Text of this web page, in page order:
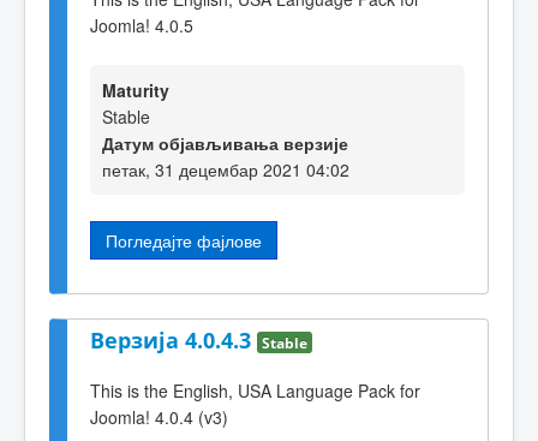
Joomla! 4.0.5
Maturity
Stable
Датум објављивања верзије
петак, 31 децембар 2021 04:02
Погледајте фајлове
Верзија 4.0.4.3 Stable
This is the English, USA Language Pack for
Joomla! 4.0.4 (v3)